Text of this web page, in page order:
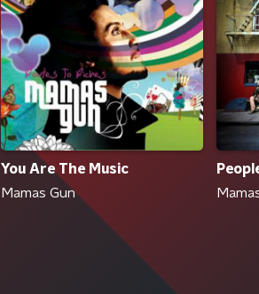
You Are The Music
Mamas Gun